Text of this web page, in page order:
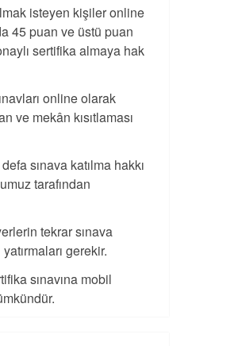
isteyen kişiler online
45 puan ve üstü puan
sertifika almaya hak
online olarak
ve mekân kısıtlaması
sınava katılma hakkı
tarafından
tekrar sınava
gerekir.
sınavına mobil